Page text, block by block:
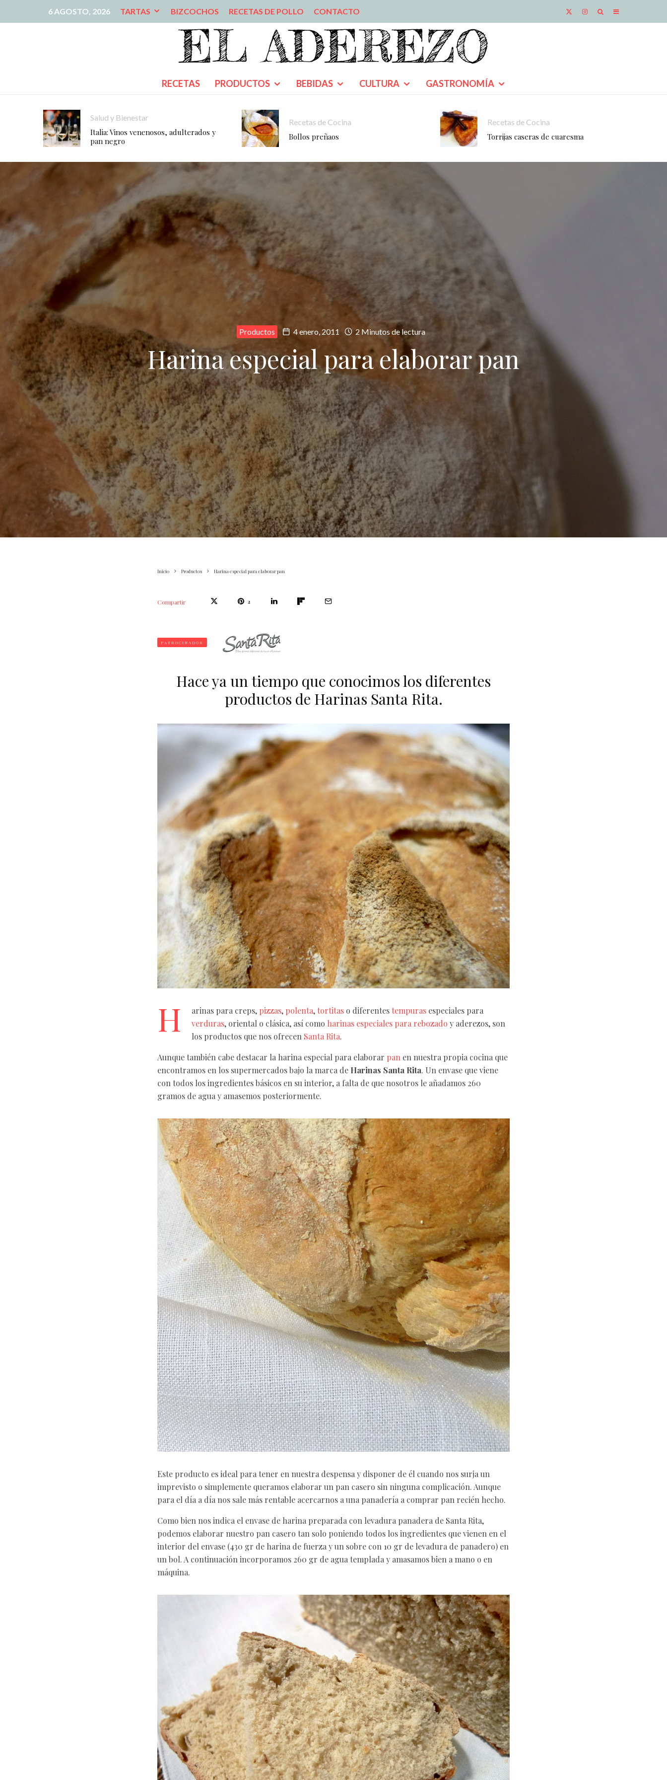
6 AGOSTO, 2026 TARTAS BIZCOCHOS RECETAS DE POLLO CONTACTO
RECETAS PRODUCTOS BEBIDAS CULTURA GASTRONOMÍA
Salud y Bienestar
Italia: Vinos venenosos, adulterados y
pan negro
Recetas de Cocina
Bollos preñaos
Recetas de Cocina
Torrijas caseras de cuaresma
Productos 4 enero, 2011 2 Minutos de lectura
Harina especial para elaborar pan
Inicio Productos Harina especial para elaborar pan
Compartir 2
PATROCINADOR
Hace ya un tiempo que conocimos los diferentes
productos de Harinas Santa Rita.
H arinas para creps, pizzas, polenta,tortitas o diferentestempuras especiales para
verduras, oriental o clásica, así como harinas especiales para rebozado y aderezos, son
los productos que nos ofrecen Santa Rita.
Aunque también cabe destacar la harina especial para elaborar pan en nuestra propia cocina que
encontramos en los supermercados bajo la marca de Harinas Santa Rita. Un envase que viene
con todos los ingredientes básicos en su interior, a falta de que nosotros le añadamos 260
gramos de agua y amasemos posteriormente.
Este producto es ideal para tener en nuestra despensa y disponer de él cuando nos surja un
imprevisto o simplemente queramos elaborar un pan casero sin ninguna complicación. Aunque
para el día a día nos sale más rentable acercarnos a una panadería a comprar pan recién hecho.
Como bien nos indica el envase de harina preparada con levadura panadera de Santa Rita,
podemos elaborar nuestro pan casero tan solo poniendo todos los ingredientes que vienen en el
interior del envase (430 gr de harina de fuerza y un sobre con 10 gr de levadura de panadero) en
un bol. A continuación incorporamos 260 gr de agua templada y amasamos bien a mano o en
máquina.